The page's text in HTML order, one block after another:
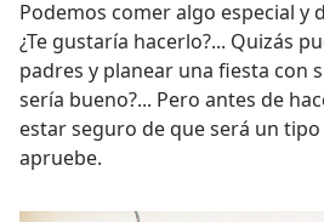
Podemos comer algo especial y
¿Te gustaría hacerlo?... Quizás
padres y planear una fiesta con
sería bueno?... Pero antes de
estar seguro de que será un
apruebe.